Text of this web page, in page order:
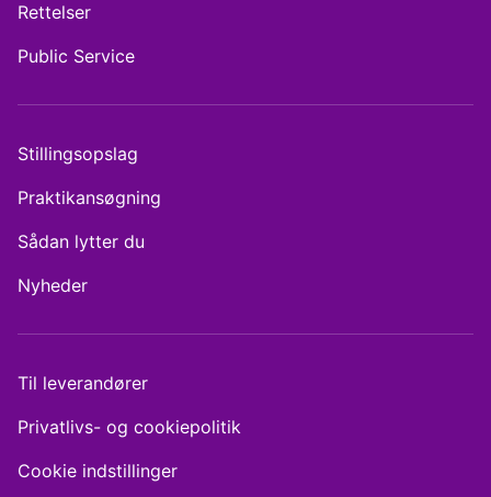
Rettelser
Public Service
Stillingsopslag
Praktikansøgning
Sådan lytter du
Nyheder
Til leverandører
Privatlivs- og cookiepolitik
Cookie indstillinger